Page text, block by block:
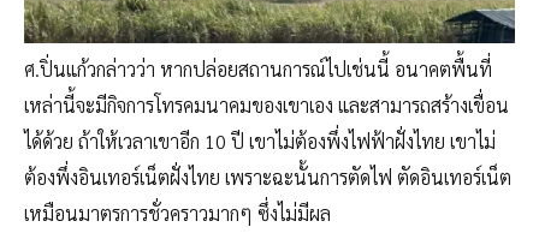
ศ.ปิ่นแก้วกล่าวว่า หากปล่อยสถานการณ์ไปเช่นนี้ อนาคตพื้นที่
เหล่านี้จะมีกิจการโทรคมนาคมของเขาเอง และสามารถสร้างเขื่อน
ได้ด้วย ถ้าให้เวลาเขาอีก 10 ปี เขาไม่ต้องพึ่งไฟฟ้าฝั่งไทย เขาไม่
ต้องพึ่งอินเทอร์เน็ตฝั่งไทย เพราะฉะนั้นการตัดไฟ ตัดอินเทอร์เน็ต
เหมือนมาตรการชั่วคราวมากๆ ซึ่งไม่มีผล